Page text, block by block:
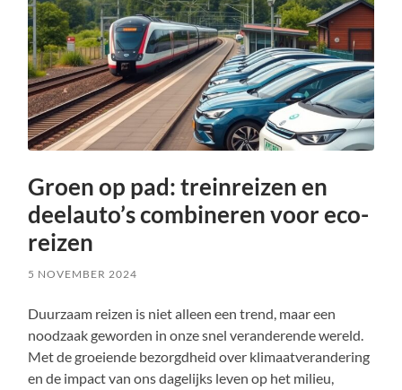
Groen op pad: treinreizen en
deelauto’s combineren voor eco-
reizen
5 NOVEMBER 2024
Duurzaam reizen is niet alleen een trend, maar een
noodzaak geworden in onze snel veranderende wereld.
Met de groeiende bezorgdheid over klimaatverandering
en de impact van ons dagelijks leven op het milieu,